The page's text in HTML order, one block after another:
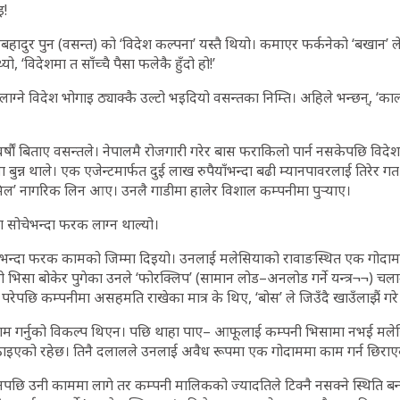
पुन (वसन्त) को ‘विदेश कल्पना’ यस्तै थियो। कमाएर फर्कनेको
‘विदेशमा त साँच्चै पैसा फलेकै हुँदो हो!’
विदेश भोगाइ ठ्याक्कै उल्टो भइदियो वसन्तका निम्ति। अहिले भन्छन्,
बिताए वसन्तले। नेपालमै रोजगारी गरेर बास फराकिलो पार्न नसकेपछि
बुन्न थाले। एक एजेन्टमार्फत दुई लाख रुपैयाँभन्दा बढी म्यानपावरलाई तिरेर
नागरिक लिन आए। उनलै गाडीमा हालेर विशाल कम्पनीमा पुर्‍याए।
फरक लाग्न थाल्यो।
फरक कामको जिम्मा दिइयो। उनलाई मलेसियाको रावाङस्थित एक
भिसा बोकेर पुगेका उनले ‘फोरक्लिप’ (सामान लोड–अनलोड गर्ने यन्त्र¬¬)
कम्पनीमा असहमति राखेका मात्र के थिए, ‘बोस’ ले जिउँदै खाउँलाझैं
गर्नुको विकल्प थिएन। पछि थाहा पाए– आफूलाई कम्पनी भिसामा नभई
रहेछ। तिनै दलालले उनलाई अवैध रूपमा एक गोदाममा काम गर्न
उनी काममा लागे तर कम्पनी मालिकको ज्यादतिले टिक्नै नसक्ने स्थिति